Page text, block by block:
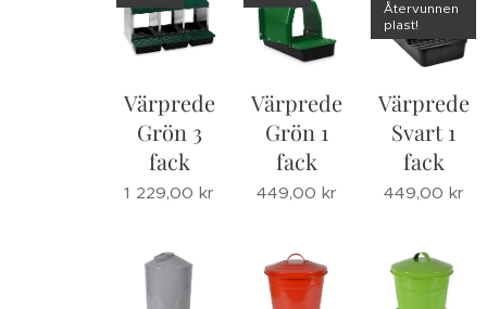
Värprede
Grön 3
fack
1 229,00 kr
Värprede
Grön 1
fack
449,00 kr
Värprede
Svart 1
fack
Återvunnen
plast!
449,00 kr